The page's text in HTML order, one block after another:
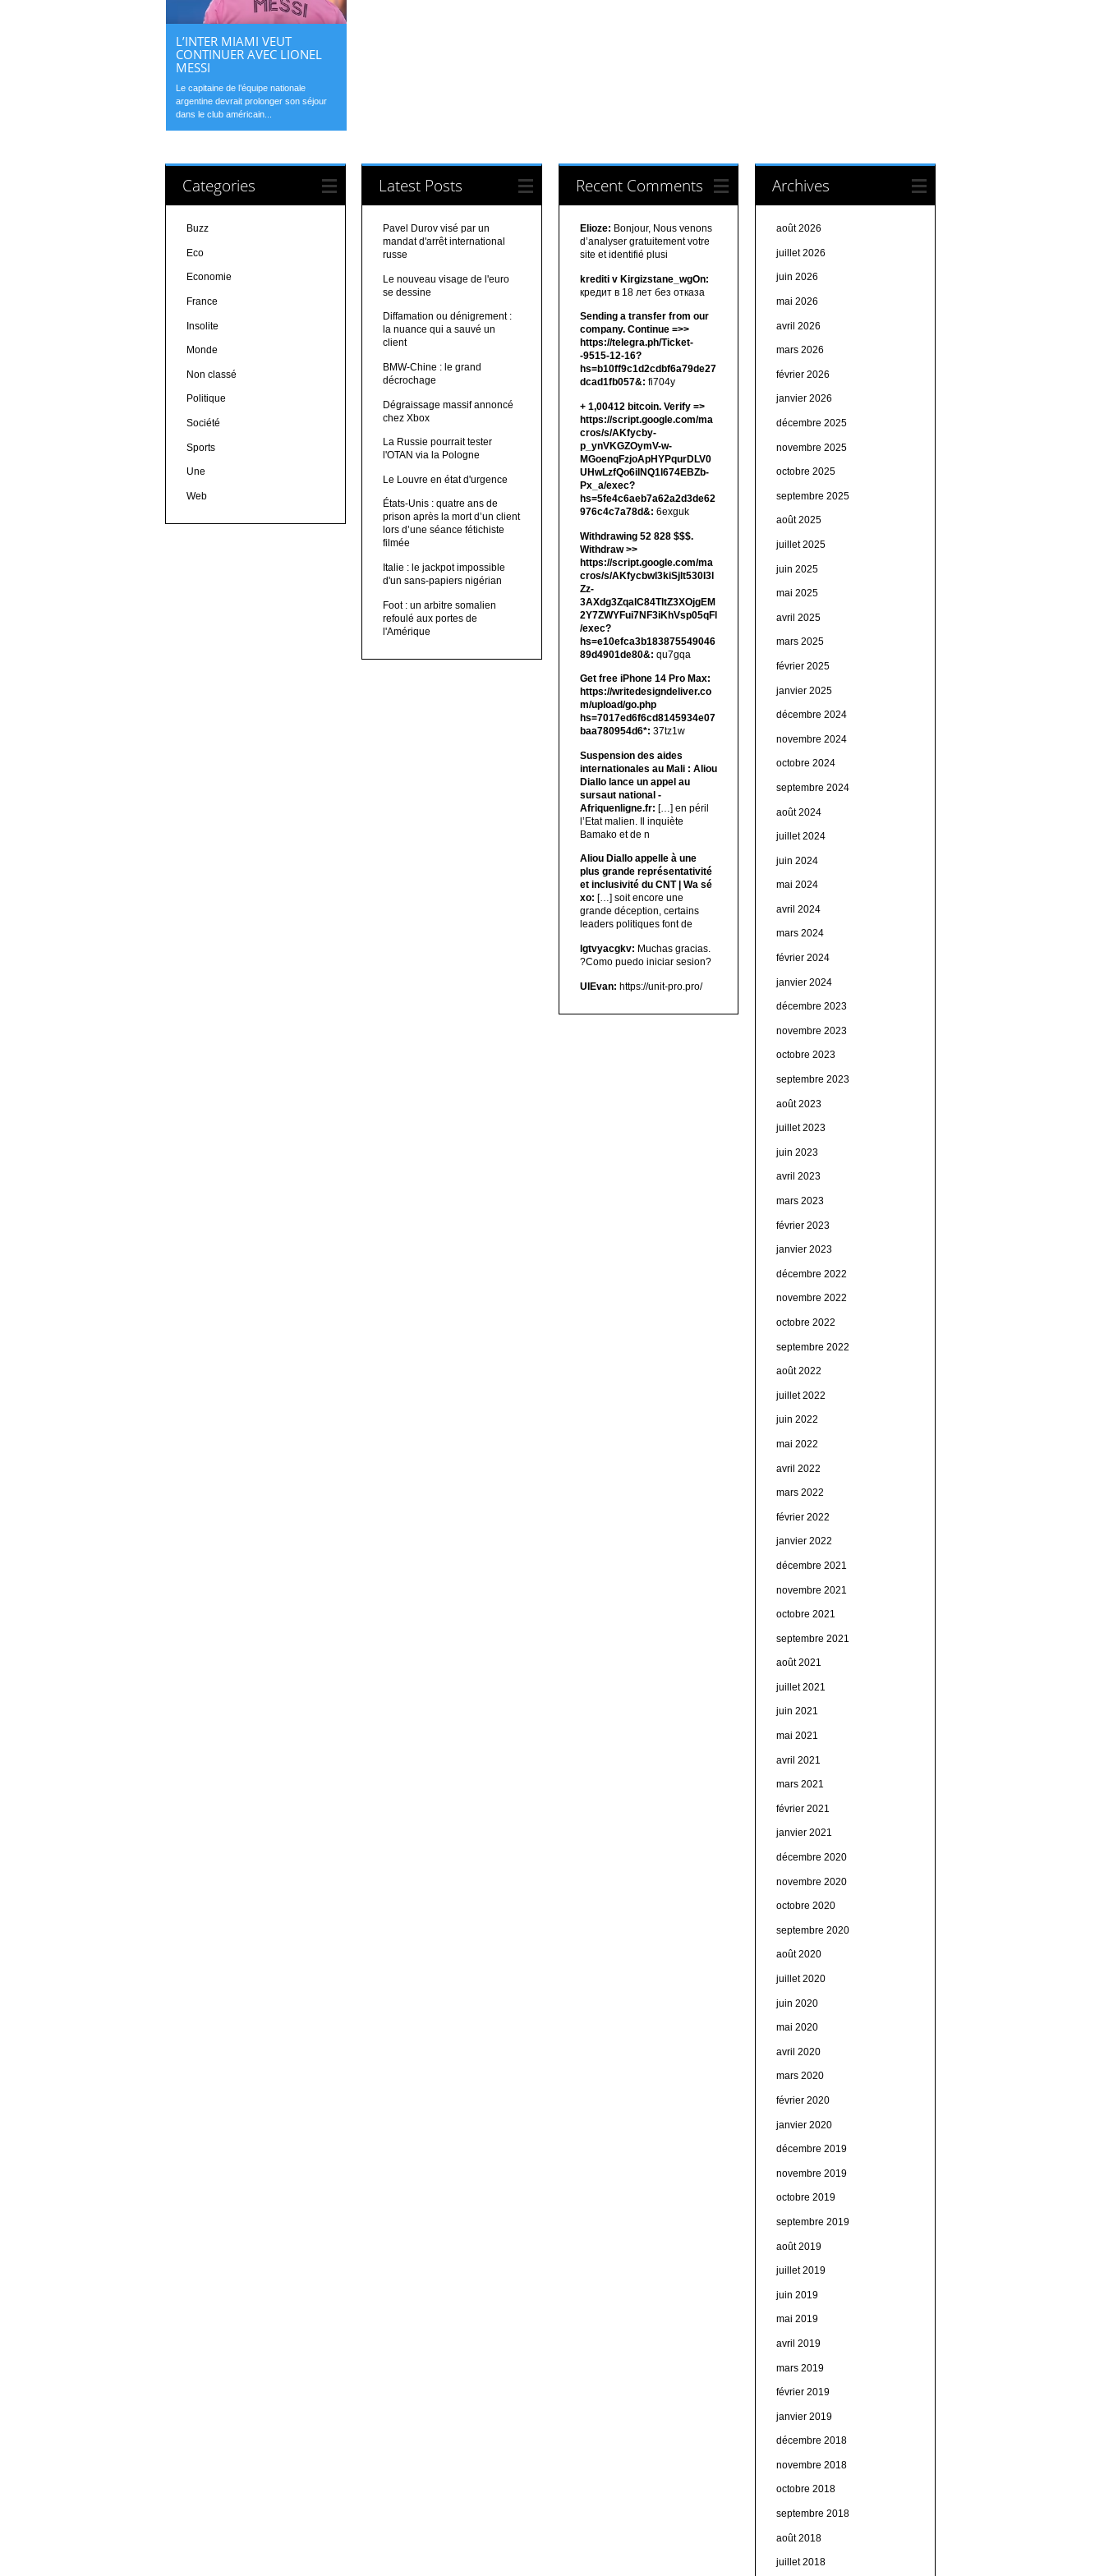
L’INTER MIAMI VEUT
CONTINUER AVEC LIONEL
MESSI
Le capitaine de l’équipe nationale
argentine devrait prolonger son séjour
dans le club américain...
Categories
Buzz
Eco
Economie
France
Insolite
Monde
Non classé
Politique
Société
Sports
Une
Web
Latest Posts
Pavel Durov visé par un
mandat d'arrêt international
russe
Le nouveau visage de l'euro
se dessine
Diffamation ou dénigrement :
la nuance qui a sauvé un
client
BMW-Chine : le grand
décrochage
Dégraissage massif annoncé
chez Xbox
La Russie pourrait tester
l'OTAN via la Pologne
Le Louvre en état d'urgence
États-Unis : quatre ans de
prison après la mort d’un client
lors d’une séance fétichiste
filmée
Italie : le jackpot impossible
d'un sans-papiers nigérian
Foot : un arbitre somalien
refoulé aux portes de
l'Amérique
Recent Comments
Elioze: Bonjour, Nous venons
d’analyser gratuitement votre
site et identifié plusi
krediti v Kirgizstane_wgOn:
кредит в 18 лет без отказа
Sending a transfer from our
company. Continue =>>
https://telegra.ph/Ticket-
-9515-12-16?
hs=b10ff9c1d2cdbf6a79de27
dcad1fb057&: fi704y
+ 1,00412 bitсоin. Verify =>
https://script.google.com/ma
cros/s/AKfycby-
p_ynVKGZOymV-w-
MGoenqFzjoApHYPqurDLV0
UHwLzfQo6ilNQ1l674EBZb-
Px_a/exec?
hs=5fe4c6aeb7a62a2d3de62
976c4c7a78d&: 6exguk
Withdrawing 52 828 $$$.
Withdrаw >>
https://script.google.com/ma
cros/s/AKfycbwl3kiSjlt530I3l
Zz-
3AXdg3ZqalC84TltZ3XOjgEM
2Y7ZWYFui7NF3iKhVsp05qFl
/exec?
hs=e10efca3b183875549046
89d4901de80&: qu7gqa
Get free iPhone 14 Pro Max:
https://writedesigndeliver.co
m/upload/go.php
hs=7017ed6f6cd8145934e07
baa780954d6*: 37tz1w
Suspension des aides
internationales au Mali : Aliou
Diallo lance un appel au
sursaut national -
Afriquenligne.fr: […] en péril
l’Etat malien. Il inquiète
Bamako et de n
Aliou Diallo appelle à une
plus grande représentativité
et inclusivité du CNT | Wa sé
xo: […] soit encore une
grande déception, certains
leaders politiques font de
lgtvyacgkv: Muchas gracias.
?Como puedo iniciar sesion?
UIEvan: https://unit-pro.pro/
Archives
août 2026
juillet 2026
juin 2026
mai 2026
avril 2026
mars 2026
février 2026
janvier 2026
décembre 2025
novembre 2025
octobre 2025
septembre 2025
août 2025
juillet 2025
juin 2025
mai 2025
avril 2025
mars 2025
février 2025
janvier 2025
décembre 2024
novembre 2024
octobre 2024
septembre 2024
août 2024
juillet 2024
juin 2024
mai 2024
avril 2024
mars 2024
février 2024
janvier 2024
décembre 2023
novembre 2023
octobre 2023
septembre 2023
août 2023
juillet 2023
juin 2023
avril 2023
mars 2023
février 2023
janvier 2023
décembre 2022
novembre 2022
octobre 2022
septembre 2022
août 2022
juillet 2022
juin 2022
mai 2022
avril 2022
mars 2022
février 2022
janvier 2022
décembre 2021
novembre 2021
octobre 2021
septembre 2021
août 2021
juillet 2021
juin 2021
mai 2021
avril 2021
mars 2021
février 2021
janvier 2021
décembre 2020
novembre 2020
octobre 2020
septembre 2020
août 2020
juillet 2020
juin 2020
mai 2020
avril 2020
mars 2020
février 2020
janvier 2020
décembre 2019
novembre 2019
octobre 2019
septembre 2019
août 2019
juillet 2019
juin 2019
mai 2019
avril 2019
mars 2019
février 2019
janvier 2019
décembre 2018
novembre 2018
octobre 2018
septembre 2018
août 2018
juillet 2018